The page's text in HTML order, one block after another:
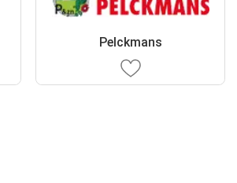
Pelckmans